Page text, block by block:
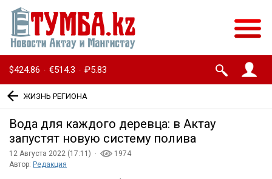
$424.86 · €514.3 · ₽5.83
ЖИЗНЬ РЕГИОНА
Вода для каждого деревца: в Актау
запустят новую систему полива
12 Августа 2022 (17:11) ·
1974
Автор: Редакция